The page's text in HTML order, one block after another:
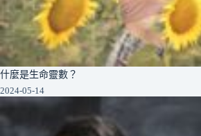
什麼是生命靈數？
2024-05-14